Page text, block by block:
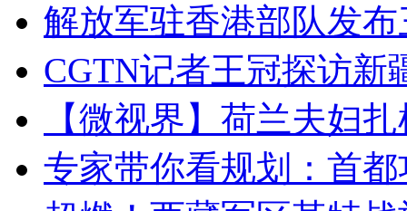
解放军驻香港部队发
CGTN记者王冠探访新
【微视界】荷兰夫妇
专家带你看规划：首